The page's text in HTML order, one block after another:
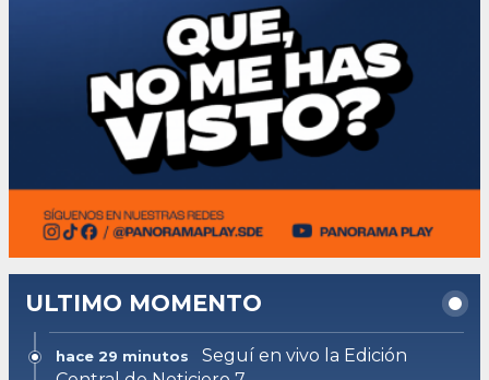
ULTIMO MOMENTO
hace 29 minutos
Seguí en vivo la Edición